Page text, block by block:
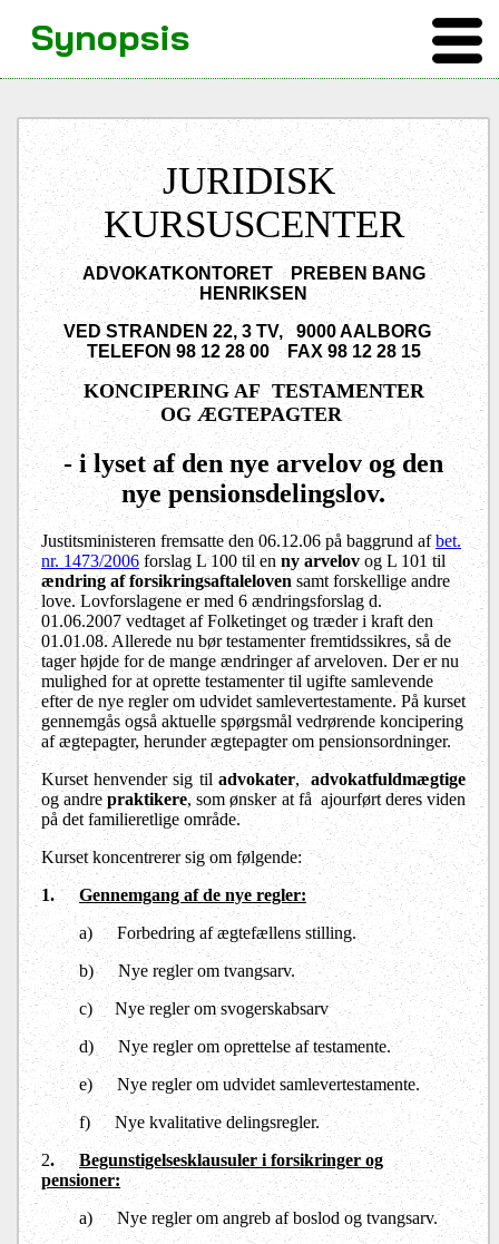
JURIDISK
KURSUSCENTER
ADVOKATKONTORET
PREBEN BANG
HENRIKSEN
VED STRANDEN 22, 3 TV,
9000 AALBORG
TELEFON 98 12 28 00
FAX 98 12 28 15
KONCIPERING AF TESTAMENTER
OG ÆGTEPAGTER
- i lyset af den nye arvelov og den
nye pensionsdelingslov.
Justitsministeren fremsatte den 06.12.06 på baggrund afbet.
nr. 1473/2006forslag L 100 til en ny arvelovog L 101 til
ændring af forsikringsaftalelovensamt forskellige andre
love. Lovforslagene er med 6 ændringsforslag d.
01.06.2007 vedtaget af Folketinget og træder i kraft den
01.01.08. Allerede nu bør testamenter fremtidssikres, så de
tager højde for de mange ændringer af arveloven. Der er nu
mulighed for at oprette testamenter til ugifte samlevende
efter de nye regler om udvidet samlevertestamente. På kurset
gennemgås også aktuelle spørgsmål vedrørende koncipering
af ægtepagter, herunder ægtepagter om pensionsordninger.
Kurset henvender sig tiladvokater, advokatfuldmægtige
og andrepraktikere, som ønsker at få ajourført deres viden
på det familieretlige område.
Kurset koncentrerer sig om følgende:
1.
Gennemgang afde nye regler:
a)
Forbedring af ægtefællens stilling.
b)
Nye regler om tvangsarv.
c) Nye regler om svogerskabsarv
d)
Nye regler om oprettelse af testamente.
e)
Nye regler om udvidet samlevertestamente.
f)
Nye kvalitative delingsregler.
2.
Begunstigelsesklausuler i forsikringer og
pensioner:
a)
Nye regler om angreb af boslod og tvangsarv.
Synopsis